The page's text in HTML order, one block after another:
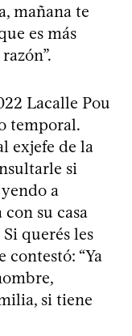
mañana te
es más
Lacalle Pou
temporal.
exjefe de la
si
a
su casa
querés les
contestó: “Ya
si tiene